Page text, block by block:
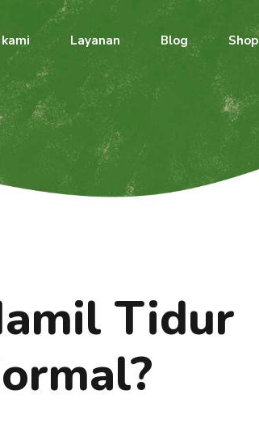
Layanan Blog Shop
Tidur